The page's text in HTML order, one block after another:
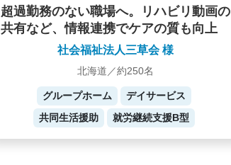
超過勤務のない職場へ。リハビリ動画の
共有など、情報連携でケアの質も向上
社会福祉法人三草会 様
北海道／約250名
グループホーム
デイサービス
共同生活援助
就労継続支援B型